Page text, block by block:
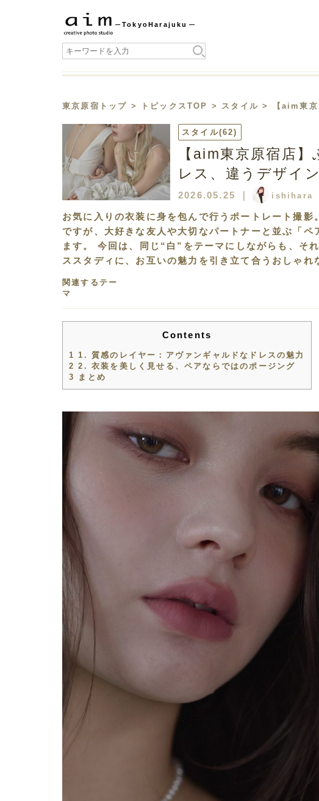
TokyoHarajuku
東京原宿トップ > トピックスTOP > スタイル > 【aim東
スタイル(62)
【aim東京原宿店
レス、違うデザイ
2026.05.25 ishihara
お気に入りの衣装に身を包んで行うポートレート撮
ですが、大好きな友人や大切なパートナーと並ぶ「
ます。 今回は、同じ“白”をテーマにしながらも、そ
ススタディに、お互いの魅力を引き立て合うおしゃれ
関連するテー
マ
Contents
1 1. 質感のレイヤー：アヴァンギャルドなドレスの魅力
2 2. 衣装を美しく見せる、ペアならではのポージング
3
まとめ